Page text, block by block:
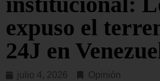
expuso el
24J en
julio 4, 2026 Opinión